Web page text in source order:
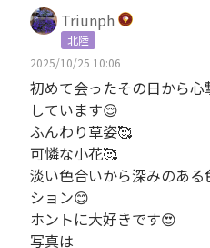
Triunph
北陸
2025/10/25 10:06
初めて会ったその日から
しています😌
ふんわり草姿🥰
可憐な小花🥰
淡い色合いから深みのあ
ション😊
ホントに大好きです😍
写真は